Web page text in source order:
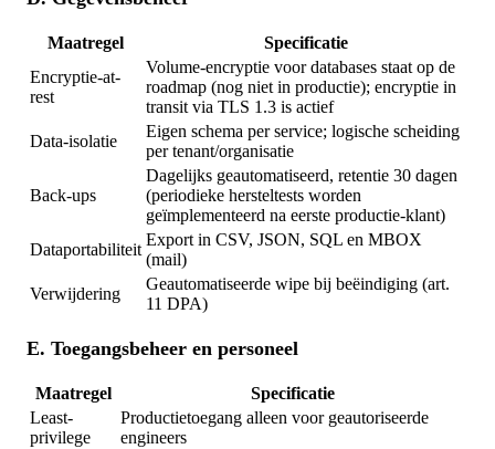
Maatregel
Specificatie
Encryptie-at-
rest
Volume-encryptie voor databases staat op de
roadmap (nog niet in productie); encryptie in
transit via TLS 1.3 is actief
Data-isolatie
Eigen schema per service; logische scheiding
per tenant/organisatie
Back-ups
Dagelijks geautomatiseerd, retentie 30 dagen
(periodieke hersteltests worden
geïmplementeerd na eerste productie-klant)
Dataportabiliteit
Export in CSV, JSON, SQL en MBOX
(mail)
Verwijdering
Geautomatiseerde wipe bij beëindiging (art.
11 DPA)
E. Toegangsbeheer en personeel
Maatregel
Specificatie
Least-
privilege
Productietoegang alleen voor geautoriseerde
engineers